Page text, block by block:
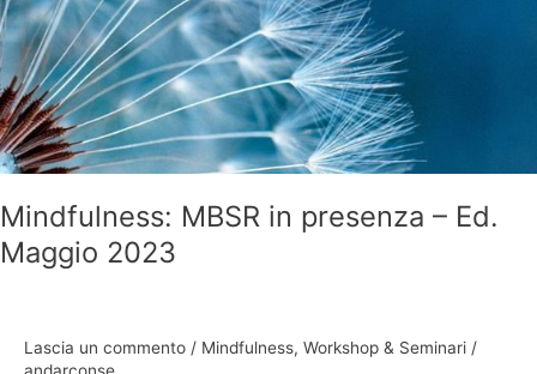
Mindfulness: MBSR in presenza – Ed.
Maggio 2023
Lascia un commento / Mindfulness, Workshop & Seminari /
andarconse